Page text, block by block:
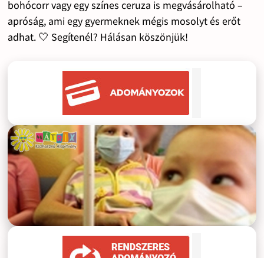
bohócorr vagy egy színes ceruza is megvásárolható –
apróság, ami egy gyermeknek mégis mosolyt és erőt
adhat. 🤍 Segítenél? Hálásan köszönjük!